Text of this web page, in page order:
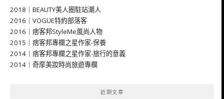
2018｜BEAUTY美人圈駐站潮人
2016｜VOGUE特約部落客
2016｜痞客邦StyleMe風尚人物
2015｜痞客邦專欄之星作家-保養
2014｜痞客邦專欄之星作家-旅行的意義
2014｜奇摩美妝時尚旅遊專欄
近期文章